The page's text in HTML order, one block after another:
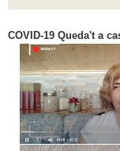
COVID-19 Queda't a